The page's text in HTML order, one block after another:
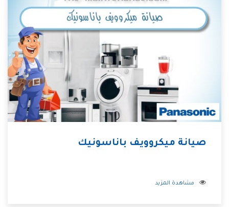
صيانة ميكروويف باناسونيك
مشاهدة المزيد